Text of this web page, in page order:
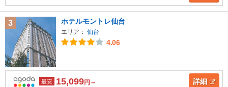
3 ホテルモントレ仙台
エリア： 仙台
4.06
最安 15,099円～ 詳細